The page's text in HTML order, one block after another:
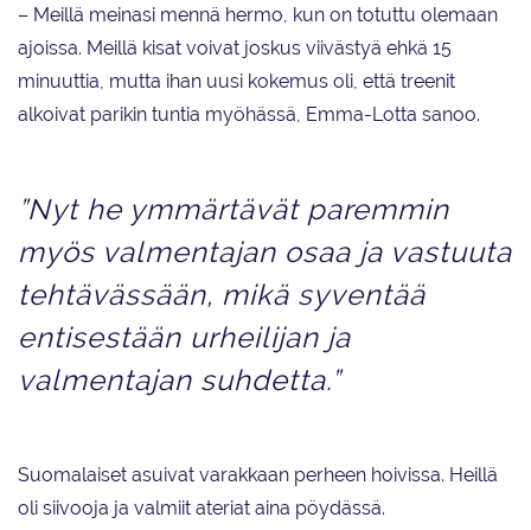
– Meillä meinasi mennä hermo, kun on totuttu olemaan
ajoissa. Meillä kisat voivat joskus viivästyä ehkä 15
minuuttia, mutta ihan uusi kokemus oli, että treenit
alkoivat parikin tuntia myöhässä, Emma-Lotta sanoo.
”Nyt he ymmärtävät paremmin
myös valmentajan osaa ja vastuuta
tehtävässään, mikä syventää
entisestään urheilijan ja
valmentajan suhdetta.”
Suomalaiset asuivat varakkaan perheen hoivissa. Heillä
oli siivooja ja valmiit ateriat aina pöydässä.